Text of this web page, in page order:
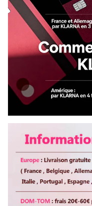
Délai d'utilisation
Paquets